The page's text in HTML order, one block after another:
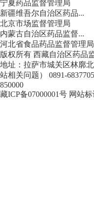
宁夏药品监督管理局
新疆维吾尔自治区药品...
北京市场监督管理局
内蒙古自治区药品监督...
河北省食品药品监督管理局
版权所有 西藏自治区药品
地址：拉萨市城关区林廓
站相关问题） 0891-
850000
藏ICP备07000001号 网站